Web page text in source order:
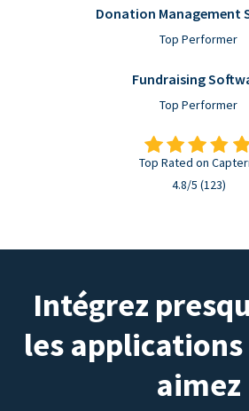
Donation Management
Top Performer
Fundraising
Top Performer
Top Rated on
4.8/5 (123)
Intégrez
les applications
aimez